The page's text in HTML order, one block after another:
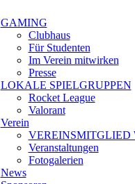
GAMING
Clubhaus
Für Studenten
Im Verein mitwirken
Presse
LOKALE SPIELGRUPPEN
Rocket League
Valorant
Verein
VEREINSMITGLIED
Veranstaltungen
Fotogalerien
News